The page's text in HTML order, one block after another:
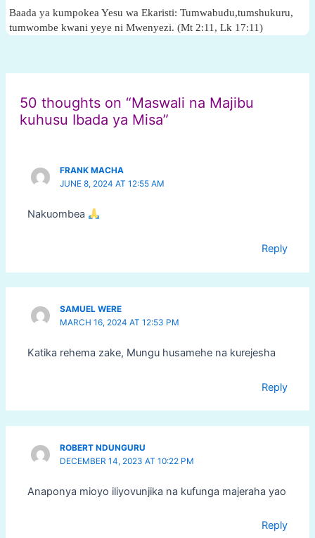
Baada ya kumpokea Yesu wa Ekaristi: Tumwabudu,tumshukuru,
tumwombe kwani yeye ni Mwenyezi. (Mt 2:11, Lk 17:11)
50 thoughts on “Maswali na Majibu
kuhusu Ibada ya Misa”
FRANK MACHA
JUNE 8, 2024 AT 12:55 AM
Nakuombea
Reply
SAMUEL WERE
MARCH 16, 2024 AT 12:53 PM
Katika rehema zake, Mungu husamehe na kurejesha
Reply
ROBERT NDUNGURU
DECEMBER 14, 2023 AT 10:22 PM
Anaponya mioyo iliyovunjika na kufunga majeraha yao
Reply